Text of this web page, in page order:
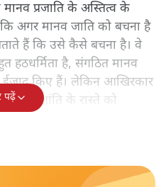
प्रजाति के अस्तित्व के
अगर मानव जाति को बचना है
हैं कि उसे कैसे बचना है। वे
हठधर्मिता है, संगठित मानव
किए हैं। लेकिन आखिरकार
और शांति के रास्ते को
पढ़ें